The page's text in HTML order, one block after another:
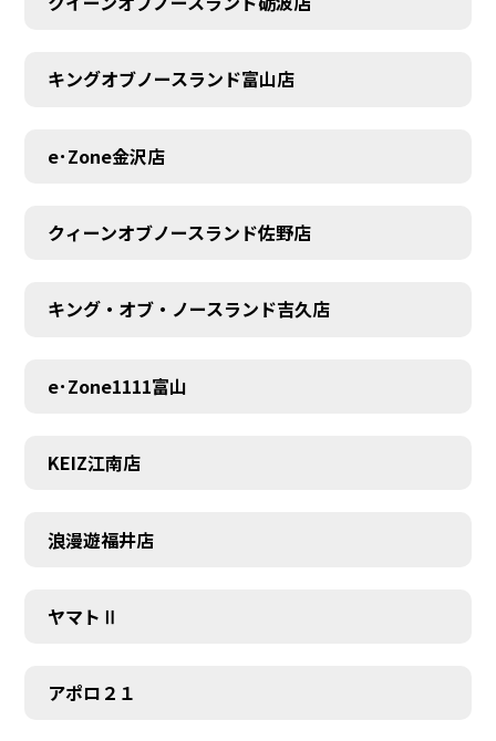
キングオブノースランド富山店
e･Zone金沢店
クィーンオブノースランド佐野店
キング・オブ・ノースランド吉久店
e･Zone1111富山
KEIZ江南店
浪漫遊福井店
ヤマトⅡ
アポロ２１